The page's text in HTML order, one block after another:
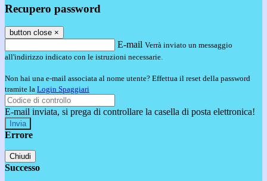
Recupero password
button close ×
E-mail Verrà inviato un messaggio
all'indirizzo indicato con le istruzioni necessarie.
Non hai una e-mail associata al nome utente? Effettua il reset della password
tramite la Login Spaggiari
E-mail inviata, si prega di controllare la casella di posta elettronica!
Errore
Chiudi
Successo